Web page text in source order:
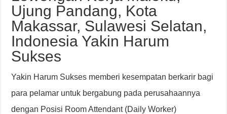
Ujung Pandang, Kota
Makassar, Sulawesi Selatan,
Indonesia Yakin Harum
Sukses
Yakin Harum Sukses memberi kesempatan berkarir bagi
para pelamar untuk bergabung pada perusahaannya
dengan Posisi Room Attendant (Daily Worker)